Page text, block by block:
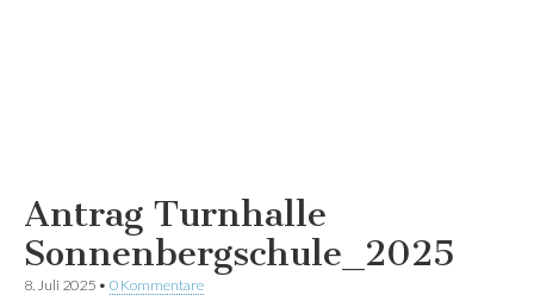
Antrag Turnhalle
Sonnenbergschule_2025
8. Juli 2025 • 0 Kommentare